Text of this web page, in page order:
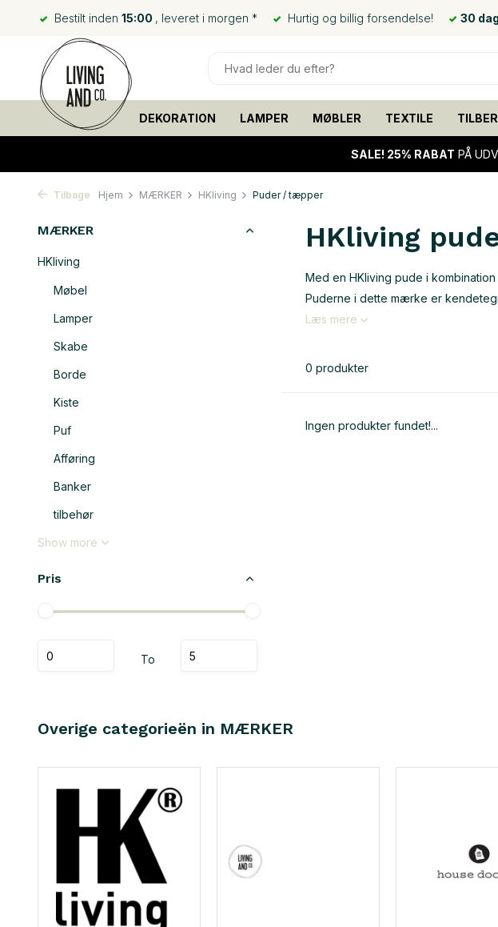
Bestilt inden 15:00 , leveret i morgen * Hurtig og billig forsendelse! 30
DEKORATION LAMPER MØBLER TEXTILE
SALE! 25% RABAT PÅ
Tilbage Hjem MÆRKER HKliving Puder / tæpper
MÆRKER
HKliving
Møbel
Lamper
Skabe
Borde
Kiste
Puf
Afføring
Banker
tilbehør
Show more
Pris
To
HKliving
Med en HKliving pude i
Puderne i dette mærke er
Læs mere
0 produkter
Ingen produkter fundet!...
Overige categorieën in MÆRKER